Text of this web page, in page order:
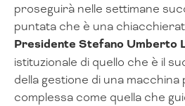
proseguirà nelle settimane
puntata che è una
Presidente Stefano Umberto
istituzionale di quello che è il
della gestione di una macchina
complessa come quella che